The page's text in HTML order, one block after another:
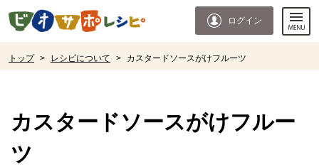
ページの先頭です。
ログイン
トップ > レシピについて > カスタードソースがけフルーツ
カスタードソースがけフルー
ツ